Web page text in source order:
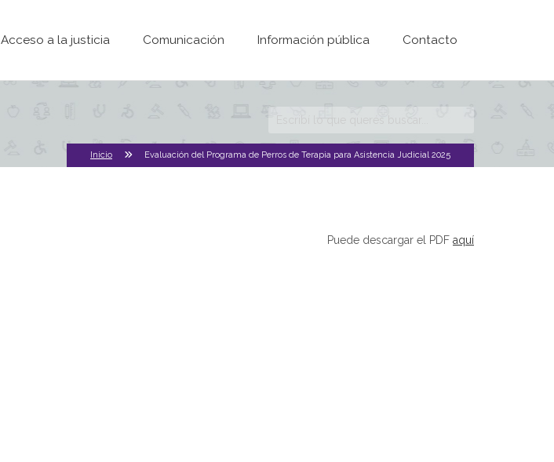
Acceso a la justicia Comunicación Información pública Contacto
Formulario de
búsqueda
Inicio Evaluación del Programa de Perros de Terapia para Asistencia Judicial 2025
Puede descargar el PDF aquí